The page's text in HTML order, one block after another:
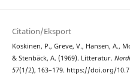
Citation/Eksport
Koskinen, P., Greve, V., Hansen, A.,
& Stenbäck, A. (1969). Litteratur.
57(1/2), 163–179. https://doi.org/